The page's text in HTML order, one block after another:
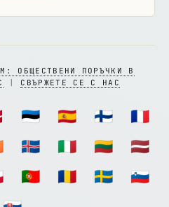
ОБЩЕСТВЕНИ ПОРЪЧКИ В
| СВЪРЖЕТЕ СЕ С НАС
🇪🇪 🇪🇸 🇫🇮
🇫🇷
🇮🇸 🇮🇹 🇱🇹
🇱🇻
🇵🇹 🇷🇴 🇸🇪
🇸🇮